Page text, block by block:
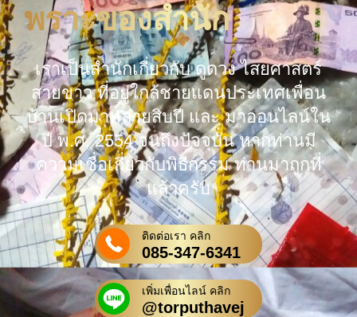
พราะของสำนัก
เราเป็นสำนักเกี่ยวกับ ดูดวง ไสยศาสตร์
สายขาว ที่อยู่ใกล้ชายแดนประเทศเพื่อน
บ้านเปิดมาหลายสิบปี และ มาออนไลน์ใน
ปี พ.ศ. 2554 จนถึงปัจจุบัน หากท่านมี
ความเชื่อเกี่ยวกับพิธีกรรม ท่านมาถูกที่
แล้วครับ
ติดต่อเรา คลิก
085-347-6341
เพิ่มเพื่อนไลน์ คลิก
@torputhavej